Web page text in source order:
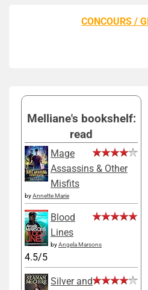
CONCOURS /
Melliane's bookshelf:
read
Mage
Assassins & Other
Misfits
byAnnette Marie
Blood
Lines
byAngela Marsons
4.5/5
Silver and